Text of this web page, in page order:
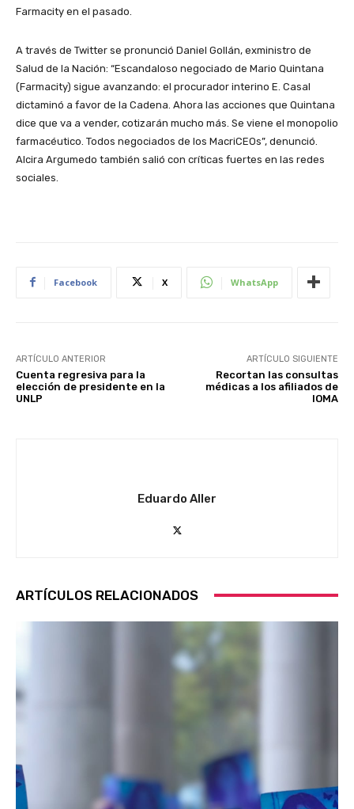
Farmacity en el pasado.
A través de Twitter se pronunció Daniel Gollán, exministro de
Salud de la Nación: “Escandaloso negociado de Mario Quintana
(Farmacity) sigue avanzando: el procurador interino E. Casal
dictaminó a favor de la Cadena. Ahora las acciones que Quintana
dice que va a vender, cotizarán mucho más. Se viene el monopolio
farmacéutico. Todos negociados de los MacriCEOs”, denunció.
Alcira Argumedo también salió con críticas fuertes en las redes
sociales.
Facebook X WhatsApp
ARTÍCULO ANTERIOR
Cuenta regresiva para la
elección de presidente en la
UNLP
ARTÍCULO SIGUIENTE
Recortan las consultas
médicas a los afiliados de
IOMA
Eduardo Aller
ARTÍCULOS RELACIONADOS